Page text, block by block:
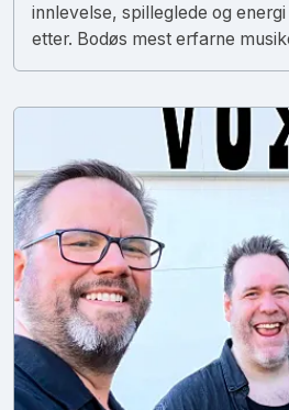
innlevelse, spilleglede og
etter. Bodøs mest erfarne